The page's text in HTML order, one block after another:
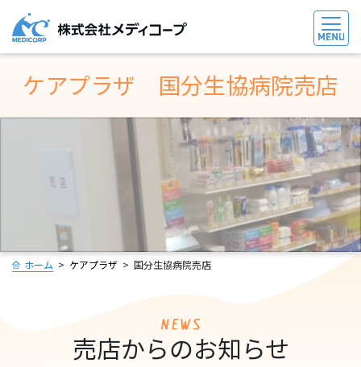
ケアプラザ 国分⽣協病院売店
ホーム ケアプラザ 国分⽣協病院売店
売店からのお知らせ